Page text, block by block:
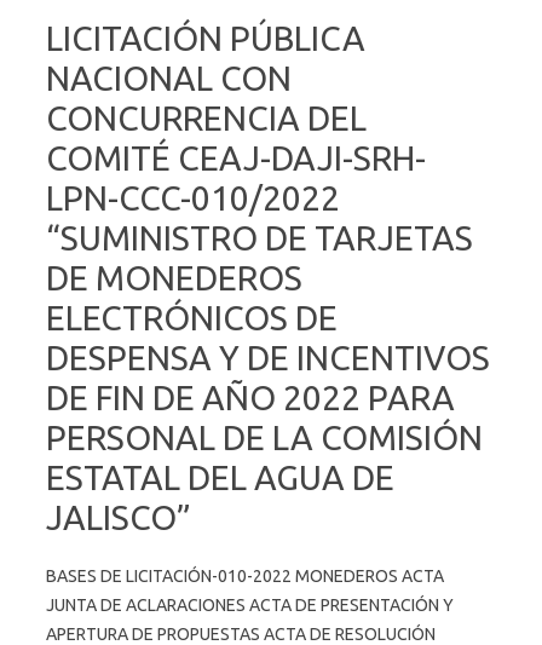
LICITACIÓN PÚBLICA
NACIONAL CON
CONCURRENCIA DEL
COMITÉ CEAJ-DAJI-SRH-
LPN-CCC-010/2022
“SUMINISTRO DE TARJETAS
DE MONEDEROS
ELECTRÓNICOS DE
DESPENSA Y DE INCENTIVOS
DE FIN DE AÑO 2022 PARA
PERSONAL DE LA COMISIÓN
ESTATAL DEL AGUA DE
JALISCO”
BASES DE LICITACIÓN-010-2022 MONEDEROS ACTA
JUNTA DE ACLARACIONES ACTA DE PRESENTACIÓN Y
APERTURA DE PROPUESTAS ACTA DE RESOLUCIÓN